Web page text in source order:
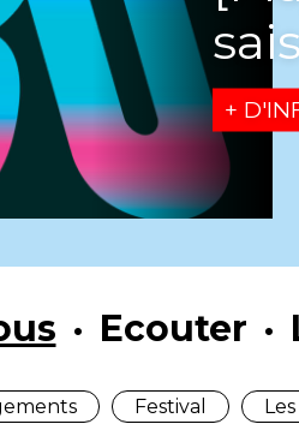
+
Ecouter
Festival